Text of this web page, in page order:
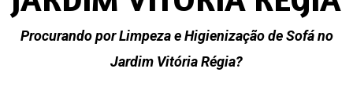
Procurando por Limpeza e Higienização de Sofá no
Jardim Vitória Régia?